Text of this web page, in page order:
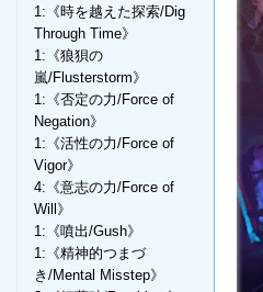
1:《時を越えた探索/Dig
Through Time》
1:《狼狽の
嵐/Flusterstorm》
1:《否定の力/Force of
Negation》
1:《活性の力/Force of
Vigor》
4:《意志の力/Force of
Will》
1:《噴出/Gush》
1:《精神的つまづ
き/Mental Misstep》